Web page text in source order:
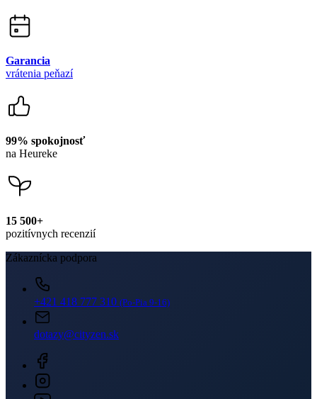
Garancia
vrátenia peňazí
99% spokojnosť
na Heureke
15 500+
pozitívnych recenzií
Zákaznícka podpora
+421 418 777 310 (Po-Pia 9-16)
dotazy@cityzen.sk